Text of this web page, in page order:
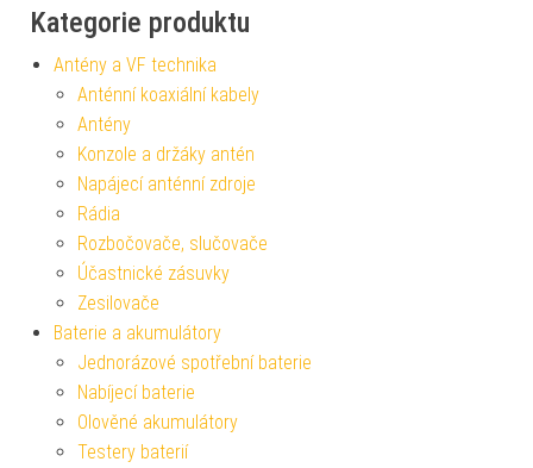
Kategorie produktu
Antény a VF technika
Anténní koaxiální kabely
Antény
Konzole a držáky antén
Napájecí anténní zdroje
Rádia
Rozbočovače, slučovače
Účastnické zásuvky
Zesilovače
Baterie a akumulátory
Jednorázové spotřební baterie
Nabíjecí baterie
Olověné akumulátory
Testery baterií